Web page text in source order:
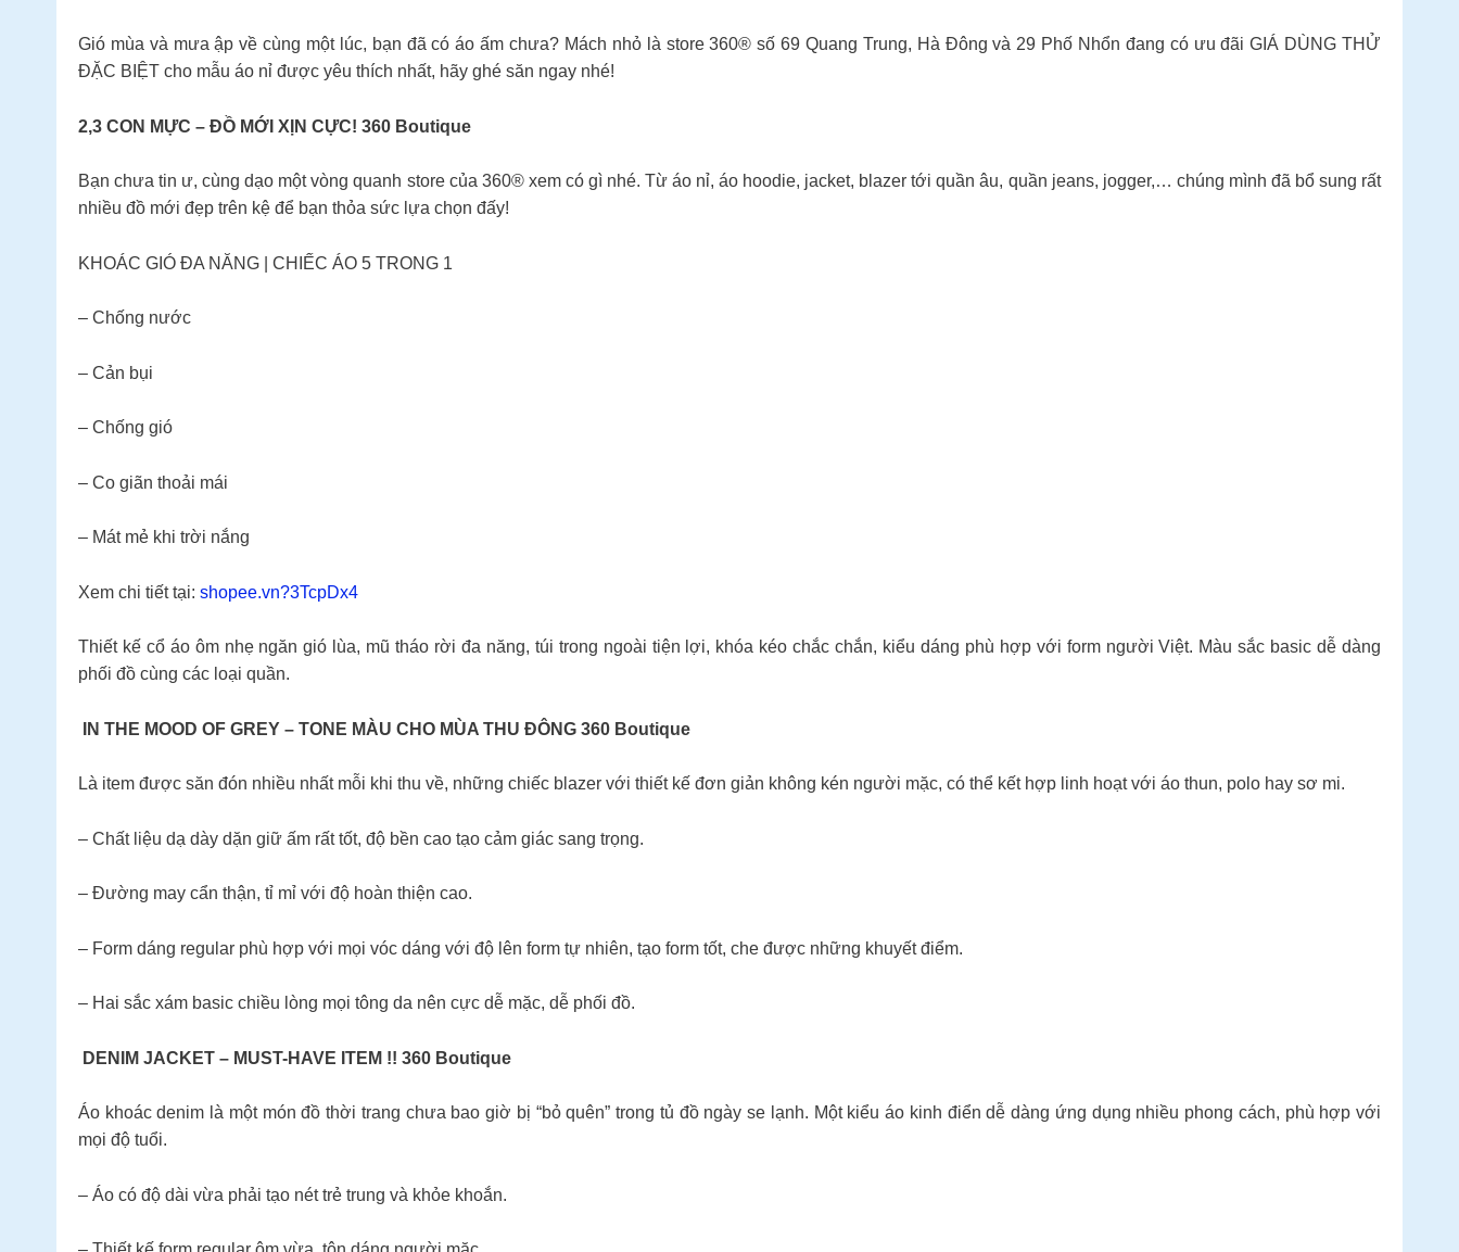
Gió mùa và mưa ập về cùng một lúc, bạn đã có áo ấm chưa? Mách nhỏ là store 360® số 69 Quang Trung, Hà Đông và 29 Phố Nhổn đang có ưu đãi GIÁ DÙNG THỬ
ĐẶC BIỆT cho mẫu áo nỉ được yêu thích nhất, hãy ghé săn ngay nhé!
2,3 CON MỰC – ĐỒ MỚI XỊN CỰC! 360 Boutique
Bạn chưa tin ư, cùng dạo một vòng quanh store của 360® xem có gì nhé. Từ áo nỉ, áo hoodie, jacket, blazer tới quần âu, quần jeans, jogger,… chúng mình đã bổ sung rất
nhiều đồ mới đẹp trên kệ để bạn thỏa sức lựa chọn đấy!
KHOÁC GIÓ ĐA NĂNG | CHIẾC ÁO 5 TRONG 1
– Chống nước
– Cản bụi
– Chống gió
– Co giãn thoải mái
– Mát mẻ khi trời nắng
Xem chi tiết tại: shopee.vn?3TcpDx4
Thiết kế cổ áo ôm nhẹ ngăn gió lùa, mũ tháo rời đa năng, túi trong ngoài tiện lợi, khóa kéo chắc chắn, kiểu dáng phù hợp với form người Việt. Màu sắc basic dễ dàng
phối đồ cùng các loại quần.
IN THE MOOD OF GREY – TONE MÀU CHO MÙA THU ĐÔNG 360 Boutique
Là item được săn đón nhiều nhất mỗi khi thu về, những chiếc blazer với thiết kế đơn giản không kén người mặc, có thể kết hợp linh hoạt với áo thun, polo hay sơ mi.
– Chất liệu dạ dày dặn giữ ấm rất tốt, độ bền cao tạo cảm giác sang trọng.
– Đường may cẩn thận, tỉ mỉ với độ hoàn thiện cao.
– Form dáng regular phù hợp với mọi vóc dáng với độ lên form tự nhiên, tạo form tốt, che được những khuyết điểm.
– Hai sắc xám basic chiều lòng mọi tông da nên cực dễ mặc, dễ phối đồ.
DENIM JACKET – MUST-HAVE ITEM !! 360 Boutique
Áo khoác denim là một món đồ thời trang chưa bao giờ bị “bỏ quên” trong tủ đồ ngày se lạnh. Một kiểu áo kinh điển dễ dàng ứng dụng nhiều phong cách, phù hợp với
mọi độ tuổi.
– Áo có độ dài vừa phải tạo nét trẻ trung và khỏe khoắn.